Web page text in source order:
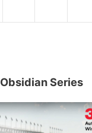
Obsidian Series